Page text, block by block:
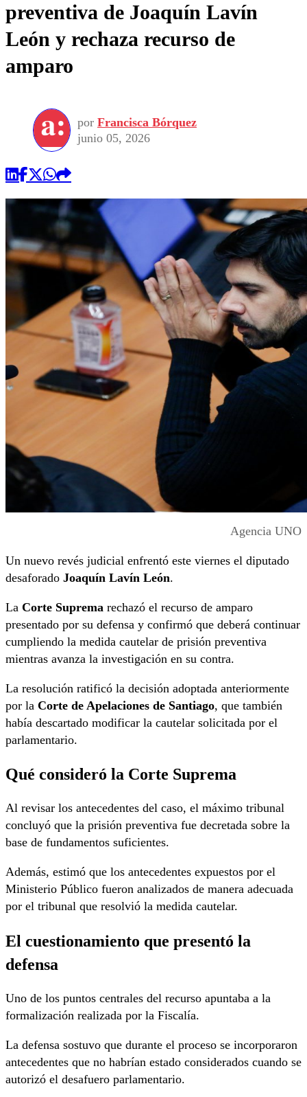
preventiva de Joaquín Lavín
León y rechaza recurso de
amparo
por Francisca Bórquez
junio 05, 2026
Agencia UNO
Un nuevo revés judicial enfrentó este viernes el diputado
desaforado Joaquín Lavín León.
La Corte Suprema rechazó el recurso de amparo
presentado por su defensa y confirmó que deberá continuar
cumpliendo la medida cautelar de prisión preventiva
mientras avanza la investigación en su contra.
La resolución ratificó la decisión adoptada anteriormente
por la Corte de Apelaciones de Santiago, que también
había descartado modificar la cautelar solicitada por el
parlamentario.
Qué consideró la Corte Suprema
Al revisar los antecedentes del caso, el máximo tribunal
concluyó que la prisión preventiva fue decretada sobre la
base de fundamentos suficientes.
Además, estimó que los antecedentes expuestos por el
Ministerio Público fueron analizados de manera adecuada
por el tribunal que resolvió la medida cautelar.
El cuestionamiento que presentó la
defensa
Uno de los puntos centrales del recurso apuntaba a la
formalización realizada por la Fiscalía.
La defensa sostuvo que durante el proceso se incorporaron
antecedentes que no habrían estado considerados cuando se
autorizó el desafuero parlamentario.